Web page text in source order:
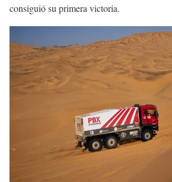
consiguió su primera victoria.